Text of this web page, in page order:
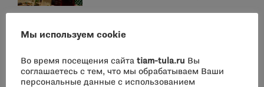
31 июля приглашаем в Дом
и парфюмерный мастер-класс
Ирины Чуриковой
Мы используем cookie
Во время посещения сайта tiam-tula.ru Вы
соглашаетесь с тем, что мы обрабатываем Ваши
персональные данные с использованием